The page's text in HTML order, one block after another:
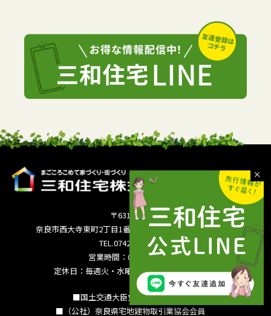
〒631-0821
奈良市西大寺東町2丁目1番63号サンワシティ西大寺5F
TEL.0742-36-3035
営業時間：09:00～18:00
定休日：毎週火・水曜日 夏季休暇 年末年始
■国土交通大臣免許（15）994号
■（公社）奈良県宅地建物取引業協会会員